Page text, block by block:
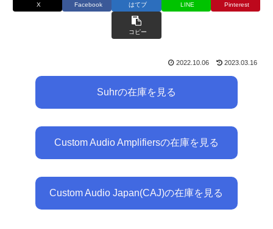
X Facebook はてブ LINE Pinterest
コピー
2022.10.06 2023.03.16
Suhrの在庫を見る
Custom Audio Amplifiersの在庫を見る
Custom Audio Japan(CAJ)の在庫を見る